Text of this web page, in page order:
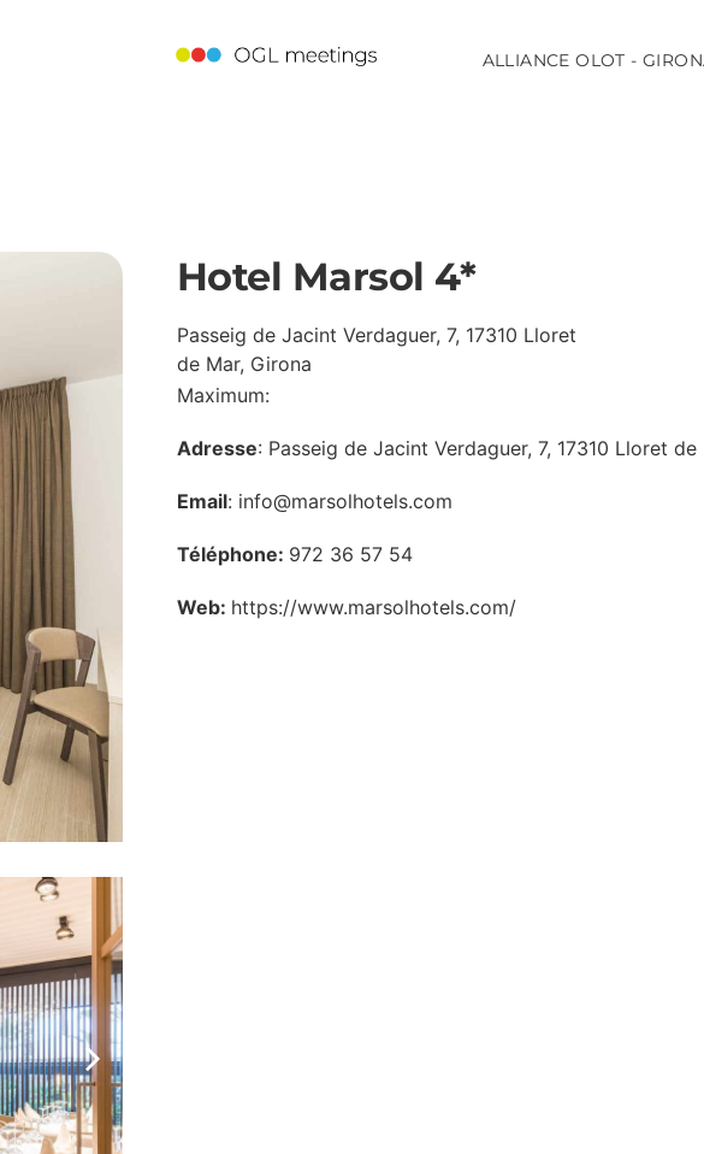
ALLIANCE OLOT -
Hotel Marsol 4*
Passeig de Jacint Verdaguer, 7, 17310 Lloret
de Mar, Girona
Maximum:
Adresse: Passeig de Jacint Verdaguer, 7, 17310 Lloret de
Email: info@marsolhotels.com
Téléphone: 972 36 57 54
Web: https://www.marsolhotels.com/